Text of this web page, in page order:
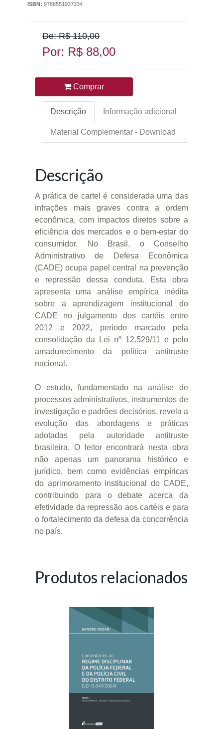
ISBN: 9788551937334
De: R$ 110,00
Por: R$ 88,00
Comprar
Descrição Informação adicional
Material Complementar - Download
Descrição
A prática de cartel é considerada uma das
infrações mais graves contra a ordem
econômica, com impactos diretos sobre a
eficiência dos mercados e o bem-estar do
consumidor. No Brasil, o Conselho
Administrativo de Defesa Econômica
(CADE) ocupa papel central na prevenção
e repressão dessa conduta. Esta obra
apresenta uma análise empírica inédita
sobre a aprendizagem institucional do
CADE no julgamento dos cartéis entre
2012 e 2022, período marcado pela
consolidação da Lei nº 12.529/11 e pelo
amadurecimento da política antitruste
nacional.
O estudo, fundamentado na análise de
processos administrativos, instrumentos de
investigação e padrões decisórios, revela a
evolução das abordagens e práticas
adotadas pela autoridade antitruste
brasileira. O leitor encontrará nesta obra
não apenas um panorama histórico e
jurídico, bem como evidências empíricas
do aprimoramento institucional do CADE,
contribuindo para o debate acerca da
efetividade da repressão aos cartéis e para
o fortalecimento da defesa da concorrência
no país.
Produtos relacionados